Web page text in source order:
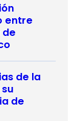
entre
de
de la
de